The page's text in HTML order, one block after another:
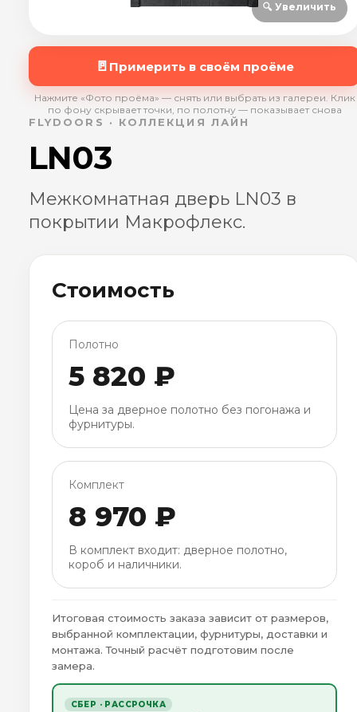
🔍 Увеличить
🚪 Примерить в своём проёме
Нажмите «Фото проёма» — снять или выбрать из галереи. Клик
по фону скрывает точки, по полотну — показывает снова
FLYDOORS · КОЛЛЕКЦИЯ ЛАЙН
LN03
Межкомнатная дверь LN03 в
покрытии Макрофлекс.
Стоимость
Полотно
5 820 ₽
Цена за дверное полотно без погонажа и
фурнитуры.
Комплект
8 970 ₽
В комплект входит: дверное полотно,
короб и наличники.
Итоговая стоимость заказа зависит от размеров,
выбранной комплектации, фурнитуры, доставки и
монтажа. Точный расчёт подготовим после
замера.
СБЕР · РАССРОЧКА